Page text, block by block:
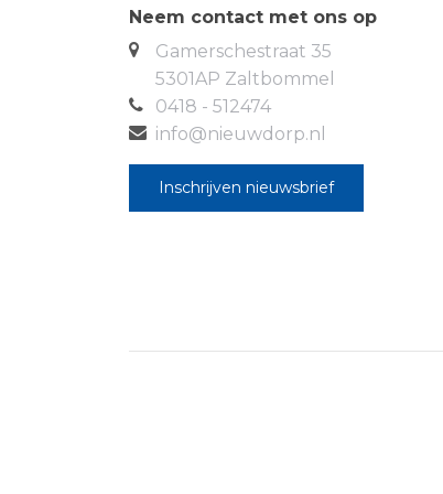
Neem contact met ons op
Gamerschestraat 35
5301AP Zaltbommel
0418 - 512474
info@nieuwdorp.nl
Inschrijven nieuwsbrief